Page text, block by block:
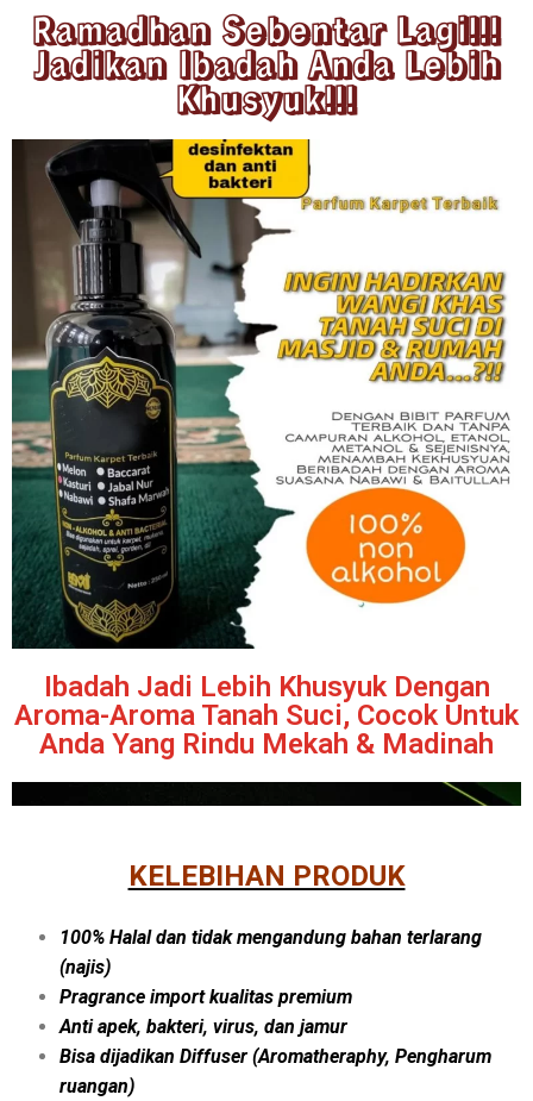
Ramadhan Sebentar Lagi!!!
Jadikan Ibadah Anda Lebih
Khusyuk!!!
Ibadah Jadi Lebih Khusyuk Dengan
Aroma-Aroma Tanah Suci, Cocok Untuk
Anda Yang Rindu Mekah & Madinah
KELEBIHAN PRODUK
100% Halal dan tidak mengandung bahan terlarang
(najis)
Pragrance import kualitas premium
Anti apek, bakteri, virus, dan jamur
Bisa dijadikan Diffuser (Aromatheraphy, Pengharum
ruangan)